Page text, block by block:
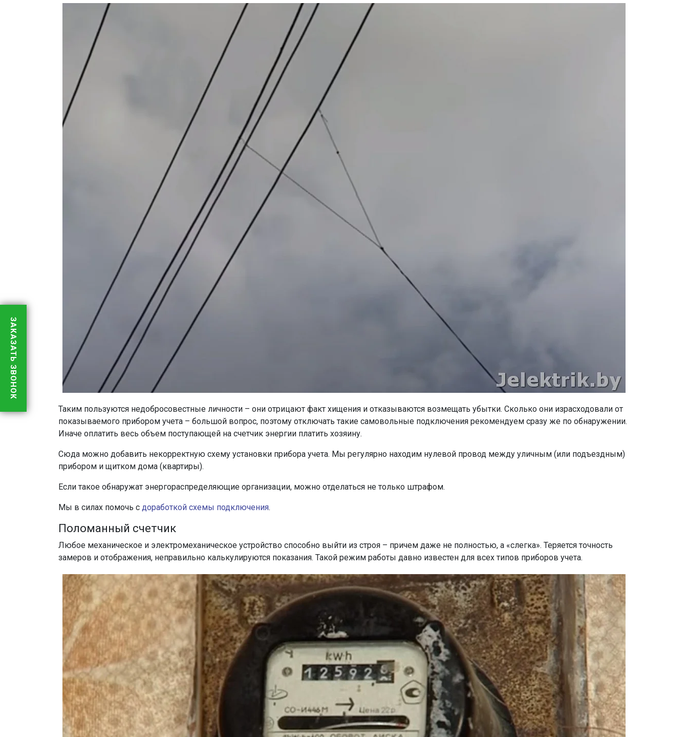
Таким пользуются недобросовестные личности – они отрицают факт хищения и отказываются возмещать убытки. Сколько они израсходовали от
показываемого прибором учета – большой вопрос, поэтому отключать такие самовольные подключения рекомендуем сразу же по обнаружении.
Иначе оплатить весь объем поступающей на счетчик энергии платить хозяину.
Сюда можно добавить некорректную схему установки прибора учета. Мы регулярно находим нулевой провод между уличным (или подъездным)
прибором и щитком дома (квартиры).
Если такое обнаружат энергораспределяющие организации, можно отделаться не только штрафом.
Мы в силах помочь с доработкой схемы подключения.
Поломанный счетчик
Любое механическое и электромеханическое устройство способно выйти из строя – причем даже не полностью, а «слегка». Теряется точность
замеров и отображения, неправильно калькулируются показания. Такой режим работы давно известен для всех типов приборов учета.
ЗАКАЗАТЬ ЗВОНОК